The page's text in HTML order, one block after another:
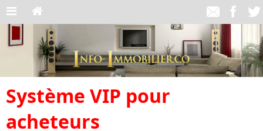
Système VIP pour
acheteurs